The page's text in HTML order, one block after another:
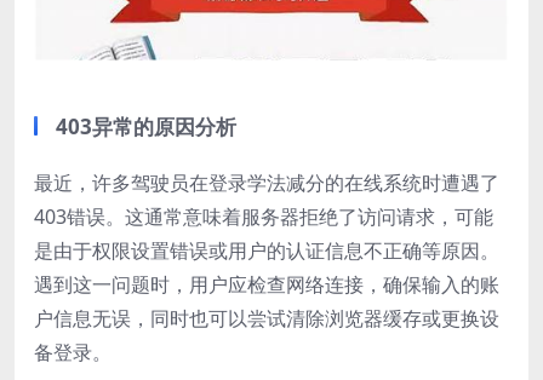
403异常的原因分析
最近，许多驾驶员在登录学法减分的在线系统时遭遇了
403错误。这通常意味着服务器拒绝了访问请求，可能
是由于权限设置错误或用户的认证信息不正确等原因。
遇到这一问题时，用户应检查网络连接，确保输入的账
户信息无误，同时也可以尝试清除浏览器缓存或更换设
备登录。